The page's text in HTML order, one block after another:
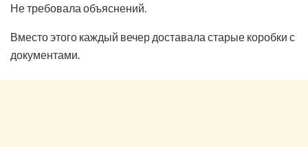
Не требовала объяснений.
Вместо этого каждый вечер доставала старые коробки с
документами.